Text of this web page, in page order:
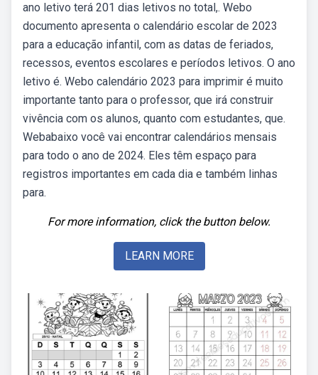
ano letivo terá 201 dias letivos no total,. Webo
documento apresenta o calendário escolar de 2023
para a educação infantil, com as datas de feriados,
recessos, eventos escolares e períodos letivos. O ano
letivo é. Webo calendário 2023 para imprimir é muito
importante tanto para o professor, que irá construir
vivência com os alunos, quanto com estudantes, que.
Webabaixo você vai encontrar calendários mensais
para todo o ano de 2024. Eles têm espaço para
registros importantes em cada dia e também linhas
para.
For more information, click the button below.
LEARN MORE